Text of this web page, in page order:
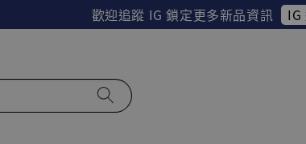
EZWAY 使用教學 連結